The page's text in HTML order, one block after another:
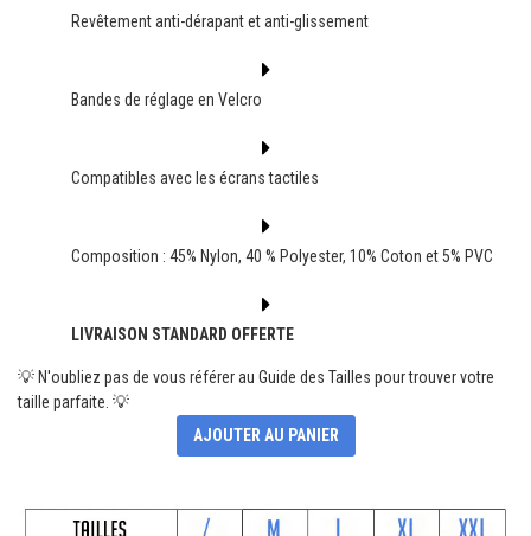
Revêtement anti-dérapant et anti-glissement
Bandes de réglage en Velcro
Compatibles avec les écrans tactiles
Composition : 45% Nylon, 40 % Polyester, 10% Coton et 5% PVC
LIVRAISON STANDARD OFFERTE
💡 N'oubliez pas de vous référer au Guide des Tailles pour trouver votre
taille parfaite. 💡
AJOUTER AU PANIER